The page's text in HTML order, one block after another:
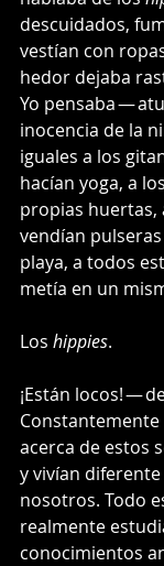
descuidados,
vestían con
hedor dejaba
Yo pensaba —
inocencia de la
iguales a los
hacían yoga, a
propias huertas,
vendían
playa, a todos
metía en un
Los hippies.
¡Están locos! —
acerca de estos
y vivían
nosotros. Todo
realmente
conocimientos